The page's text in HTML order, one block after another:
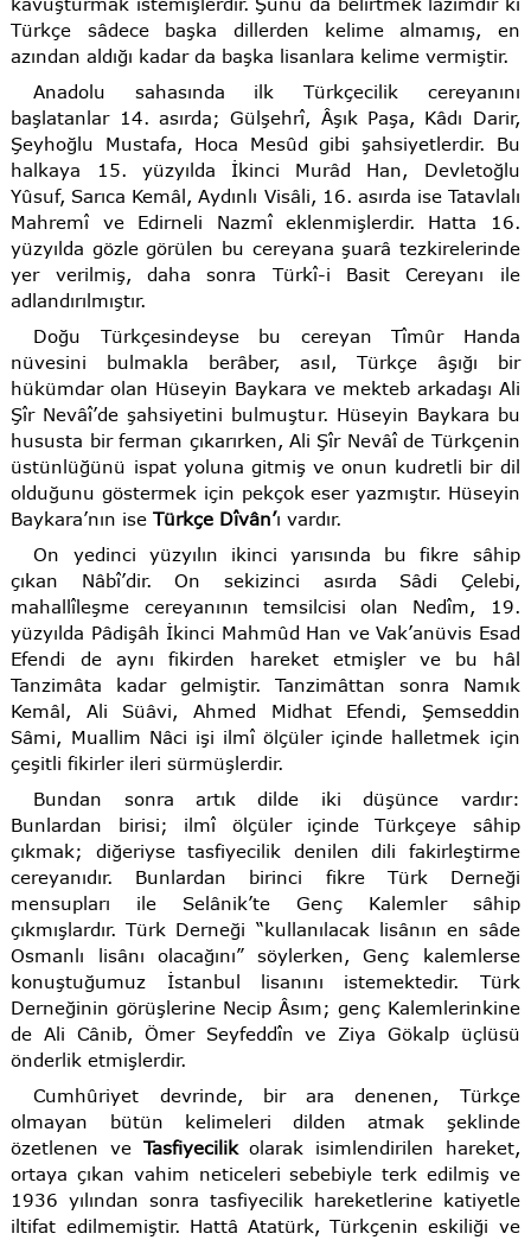
Türkçe sâdece başka dillerden kelime almamış, en
azından aldığı kadar da başka lisanlara kelime vermiştir.
Anadolu sahasında ilk Türkçecilik cereyanını
başlatanlar 14. asırda; Gülşehrî, Âşık Paşa, Kâdı Darir,
Şeyhoğlu Mustafa, Hoca Mesûd gibi şahsiyetlerdir. Bu
halkaya 15. yüzyılda İkinci Murâd Han, Devletoğlu
Yûsuf, Sarıca Kemâl, Aydınlı Visâli, 16. asırda ise Tatavlalı
Mahremî ve Edirneli Nazmî eklenmişlerdir. Hatta 16.
yüzyılda gözle görülen bu cereyana şuarâ tezkirelerinde
yer verilmiş, daha sonra Türkî-i Basit Cereyanı ile
adlandırılmıştır.
Doğu Türkçesindeyse bu cereyan Tîmûr Handa
nüvesini bulmakla berâber, asıl, Türkçe âşığı bir
hükümdar olan Hüseyin Baykara ve mekteb arkadaşı Ali
Şîr Nevâî’de şahsiyetini bulmuştur. Hüseyin Baykara bu
hususta bir ferman çıkarırken, Ali Şîr Nevâî de Türkçenin
üstünlüğünü ispat yoluna gitmiş ve onun kudretli bir dil
olduğunu göstermek için pekçok eser yazmıştır. Hüseyin
Baykara’nın iseTürkçe Dîvân’ı vardır.
On yedinci yüzyılın ikinci yarısında bu fikre sâhip
çıkan Nâbî’dir. On sekizinci asırda Sâdi Çelebi,
mahallîleşme cereyanının temsilcisi olan Nedîm, 19.
yüzyılda Pâdişâh İkinci Mahmûd Han ve Vak’anüvis Esad
Efendi de aynı fikirden hareket etmişler ve bu hâl
Tanzimâta kadar gelmiştir. Tanzimâttan sonra Namık
Kemâl, Ali Süâvi, Ahmed Midhat Efendi, Şemseddin
Sâmi, Muallim Nâci işi ilmî ölçüler içinde halletmek için
çeşitli fikirler ileri sürmüşlerdir.
Bundan sonra artık dilde iki düşünce vardır:
Bunlardan birisi; ilmî ölçüler içinde Türkçeye sâhip
çıkmak; diğeriyse tasfiyecilik denilen dili fakirleştirme
cereyanıdır. Bunlardan birinci fikre Türk Derneği
mensupları ile Selânik’te Genç Kalemler sâhip
çıkmışlardır. Türk Derneği “kullanılacak lisânın en sâde
Osmanlı lisânı olacağını” söylerken, Genç kalemlerse
konuştuğumuz İstanbul lisanını istemektedir. Türk
Derneğinin görüşlerine Necip Âsım; genç Kalemlerinkine
de Ali Cânib, Ömer Seyfeddîn ve Ziya Gökalp üçlüsü
önderlik etmişlerdir.
Cumhûriyet devrinde, bir ara denenen, Türkçe
olmayan bütün kelimeleri dilden atmak şeklinde
özetlenen ve Tasfiyecilikolarak isimlendirilen hareket,
ortaya çıkan vahim neticeleri sebebiyle terk edilmiş ve
1936 yılından sonra tasfiyecilik hareketlerine katiyetle
iltifat edilmemiştir. Hattâ Atatürk, Türkçenin eskiliği ve